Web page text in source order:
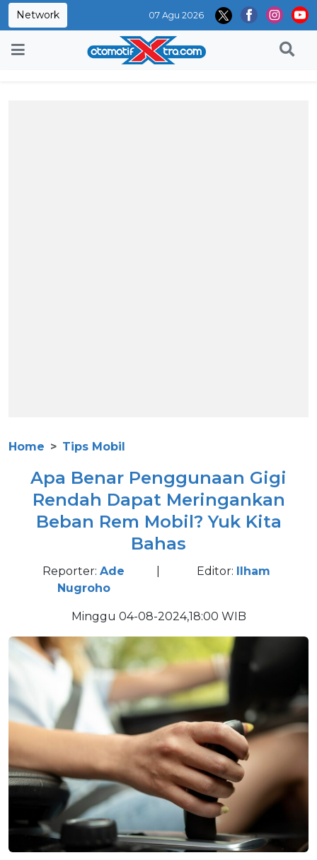
Network 07 Agu 2026
Home Tips Mobil
Apa Benar Penggunaan Gigi
Rendah Dapat Meringankan
Beban Rem Mobil? Yuk Kita
Bahas
Reporter: Ade
Nugroho
Editor: Ilham
Minggu 04-08-2024,18:00 WIB